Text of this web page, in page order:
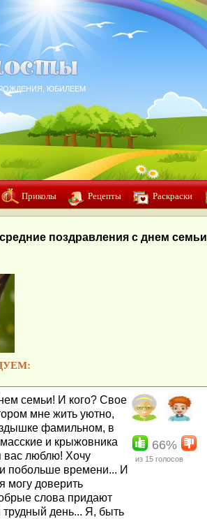
ЮБИЛЕЕМ
Приколы Рецепты Раскраски
поздравления с днем семьи
семьи! И кого? Свое
мне жить уютно,
фамильном, в
и крыжовника
вас люблю! Хочу
побольше времени... И
могу доверить
слова придают
день... Я, быть
66%
из 15 голосов